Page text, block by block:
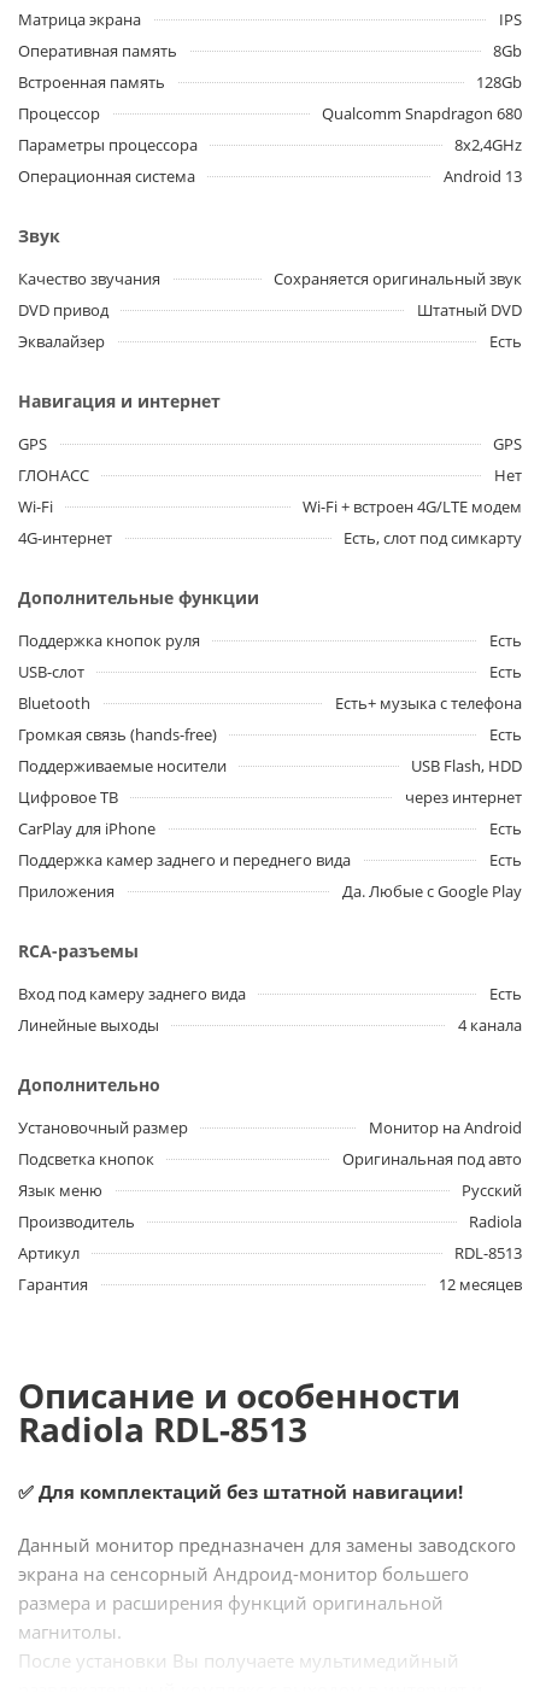
Матрица экрана
IPS
Оперативная память
8Gb
Встроенная память
128Gb
Процессор
Qualcomm Snapdragon 680
Параметры процессора
8x2,4GHz
Операционная система
Android 13
Звук
Качество звучания
Сохраняется оригинальный звук
DVD привод
Штатный DVD
Эквалайзер
Есть
Навигация и интернет
GPS
GPS
ГЛОНАСС
Нет
Wi-Fi
Wi-Fi + встроен 4G/LTE модем
4G-интернет
Есть, слот под симкарту
Дополнительные функции
Поддержка кнопок руля
Есть
USB-слот
Есть
Bluetooth
Есть+ музыка с телефона
Громкая связь (hands-free)
Есть
Поддерживаемые носители
USB Flash, HDD
Цифровое ТВ
через интернет
CarPlay для iPhone
Есть
Поддержка камер заднего и переднего вида
Есть
Приложения
Да. Любые с Google Play
RCA-разъемы
Вход под камеру заднего вида
Есть
Линейные выходы
4 канала
Дополнительно
Установочный размер
Монитор на Android
Подсветка кнопок
Оригинальная под авто
Язык меню
Русский
Производитель
Radiola
Артикул
RDL-8513
Гарантия
12 месяцев
Описание и особенности
Radiola RDL-8513
✅ Для комплектаций без штатной навигации!
Данный монитор предназначен для замены заводского
экрана на сенсорный Андроид-монитор большего
размера и расширения функций оригинальной
магнитолы.
После установки Вы получаете мультимедийный